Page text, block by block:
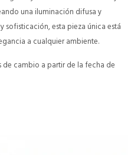
una iluminación difusa y
esta pieza única está
a cualquier ambiente.
de cambio a partir de la fecha de